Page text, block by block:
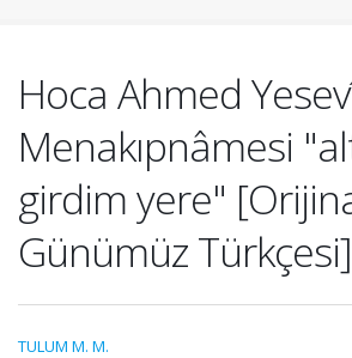
Hoca Ahmed
Menakıpnâmesi
girdim yere"
Günümüz Türkçesi]
TULUM M. M.